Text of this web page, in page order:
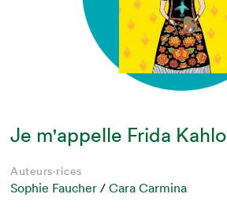
Je m'appelle Frida Kahlo
Auteurs·rices
Sophie Faucher /Cara Carmina